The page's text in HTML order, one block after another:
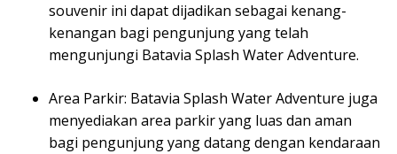
souvenir ini dapat dijadikan sebagai kenang-
kenangan bagi pengunjung yang telah
mengunjungi Batavia Splash Water Adventure.
Area Parkir: Batavia Splash Water Adventure juga
menyediakan area parkir yang luas dan aman
bagi pengunjung yang datang dengan kendaraan